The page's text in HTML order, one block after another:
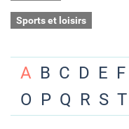
Sports et loisirs
A B C D E F
O P Q R S T